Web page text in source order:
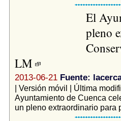
El
pleno
LM
2013-06-21 Fuente:
| Versión móvil | Última
Ayuntamiento de Cuenca
un pleno extraordinario para